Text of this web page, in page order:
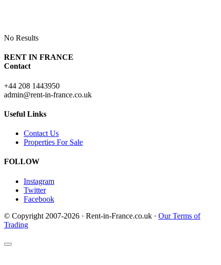
No Results
RENT IN FRANCE
Contact
+44 208 1443950
admin@rent-in-france.co.uk
Useful Links
Contact Us
Properties For Sale
FOLLOW
Instagram
Twitter
Facebook
© Copyright 2007-2026 · Rent-in-France.co.uk · Our Terms of
Trading